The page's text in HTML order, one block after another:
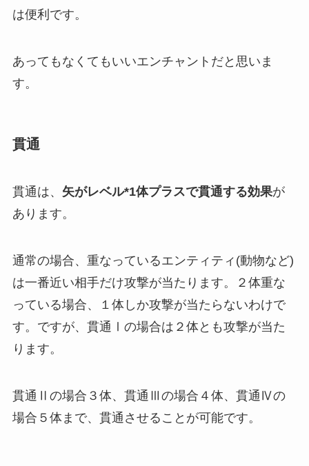
は便利です。
あってもなくてもいいエンチャントだと思いま
す。
貫通
貫通は、 矢がレベル*1体プラスで貫通する効果が
あります。
通常の場合、重なっているエンティティ(動物など)
は一番近い相手だけ攻撃が当たります。２体重な
っている場合、１体しか攻撃が当たらないわけで
す。ですが、貫通Ⅰの場合は２体とも攻撃が当た
ります。
貫通Ⅱの場合３体、貫通Ⅲの場合４体、貫通Ⅳの
場合５体まで、貫通させることが可能です。